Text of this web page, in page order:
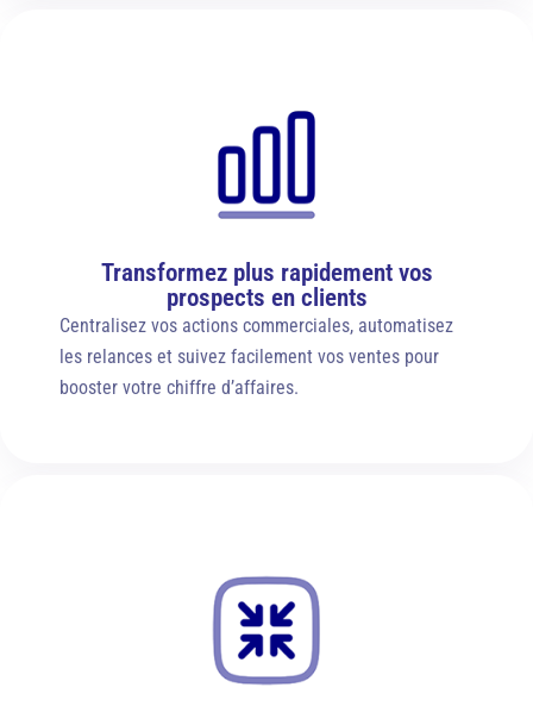
Transformez plus rapidement vos
prospects en clients
Centralisez vos actions commerciales, automatisez
les relances et suivez facilement vos ventes pour
booster votre chiffre d’affaires.